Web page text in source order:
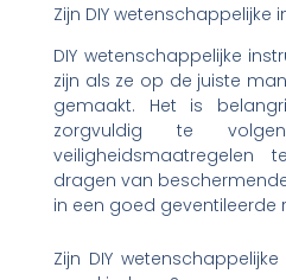
Zijn DIY wetenschappelijke
DIY wetenschappelijke
zijn als ze op de juiste
gemaakt. Het is
zorgvuldig te
dragen van
in een goed geventileerde
Zijn DIY